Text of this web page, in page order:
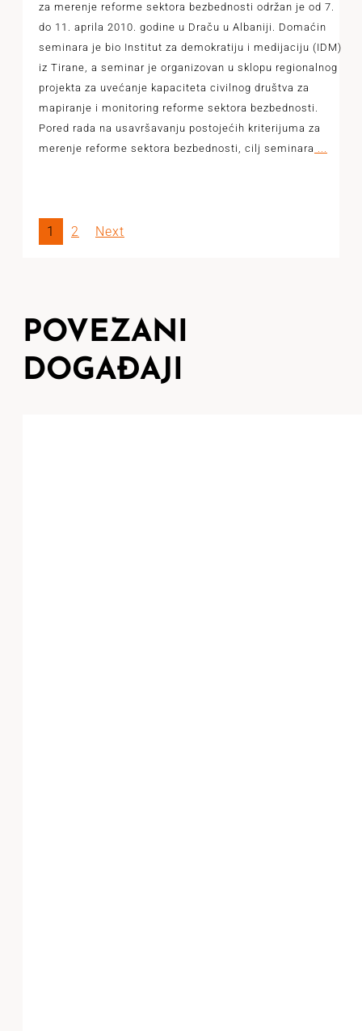
za merenje reforme sektora bezbednosti održan je od 7.
do 11. aprila 2010. godine u Draču u Albaniji. Domaćin
seminara je bio Institut za demokratiju i medijaciju (IDM)
iz Tirane, a seminar je organizovan u sklopu regionalnog
projekta za uvećanje kapaciteta civilnog društva za
mapiranje i monitoring reforme sektora bezbednosti.
Pored rada na usavršavanju postojećih kriterijuma za
merenje reforme sektora bezbednosti, cilj seminara ...
1 2 Next
POVEZANI
DOGAĐAJI